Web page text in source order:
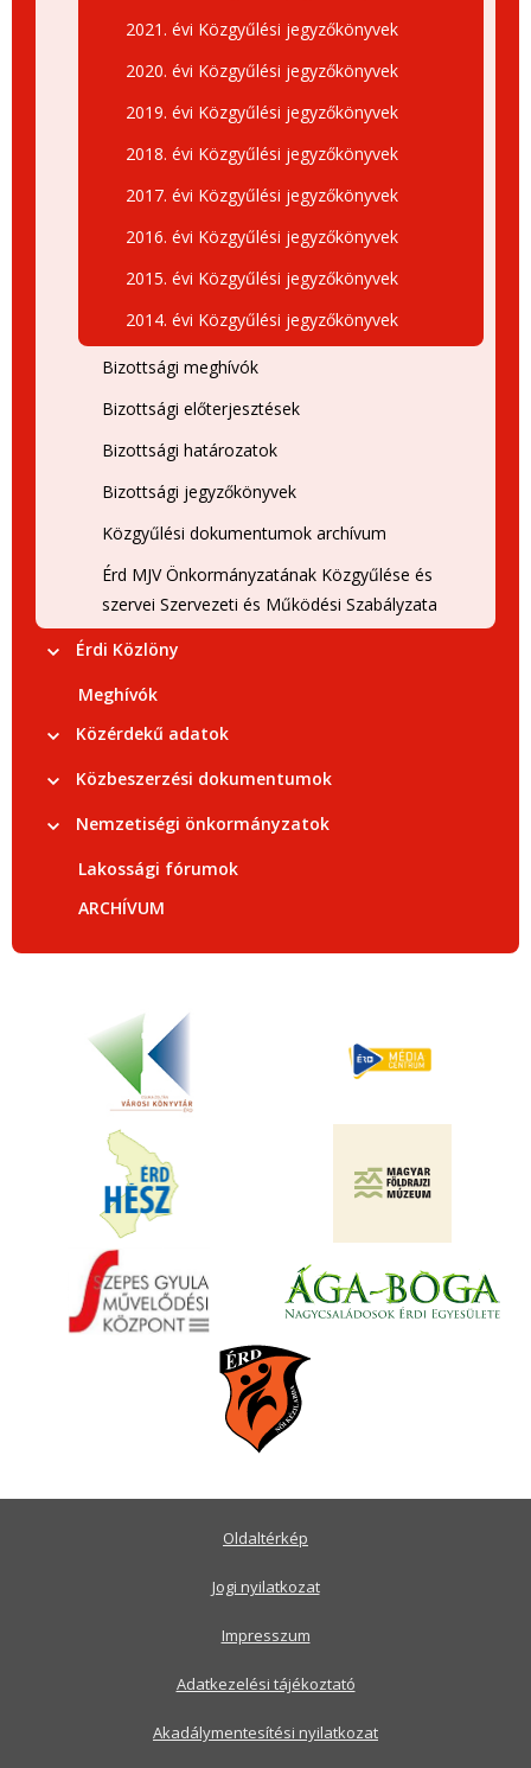
2021. évi Közgyűlési jegyzőkönyvek
2020. évi Közgyűlési jegyzőkönyvek
2019. évi Közgyűlési jegyzőkönyvek
2018. évi Közgyűlési jegyzőkönyvek
2017. évi Közgyűlési jegyzőkönyvek
2016. évi Közgyűlési jegyzőkönyvek
2015. évi Közgyűlési jegyzőkönyvek
2014. évi Közgyűlési jegyzőkönyvek
Bizottsági meghívók
Bizottsági előterjesztések
Bizottsági határozatok
Bizottsági jegyzőkönyvek
Közgyűlési dokumentumok archívum
Érd MJV Önkormányzatának Közgyűlése és
szervei Szervezeti és Működési Szabályzata
Érdi Közlöny
Meghívók
Közérdekű adatok
Közbeszerzési dokumentumok
Nemzetiségi önkormányzatok
Lakossági fórumok
ARCHÍVUM
Oldaltérkép
Jogi nyilatkozat
Impresszum
Adatkezelési tájékoztató
Akadálymentesítési nyilatkozat